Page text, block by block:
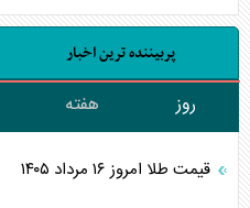
پربیننده ترین اخبار
روز هفته
قیمت طلا امروز ۱۶ مرداد ۱۴۰۵